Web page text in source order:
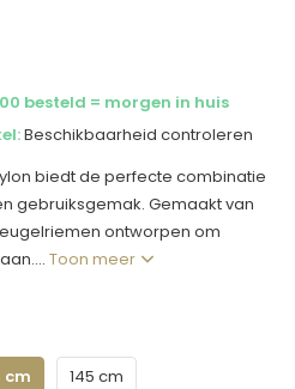
besteld = morgen in huis
Beschikbaarheid controleren
biedt de perfecte combinatie
gebruiksgemak. Gemaakt van
ontworpen om
Toon meer
cm 145 cm